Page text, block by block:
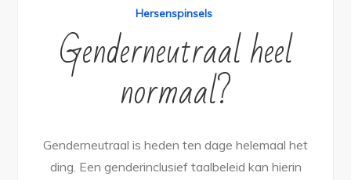
Hersenspinsels
Genderneutraal heel
normaal?
Genderneutraal is heden ten dage helemaal het
ding. Een genderinclusief taalbeleid kan hierin